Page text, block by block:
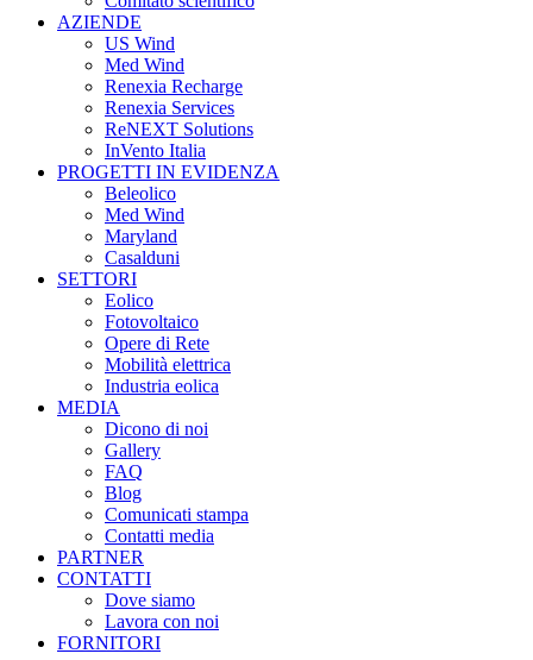
AZIENDE
US Wind
Med Wind
Renexia Recharge
Renexia Services
ReNEXT Solutions
InVento Italia
PROGETTI IN EVIDENZA
Beleolico
Med Wind
Maryland
Casalduni
SETTORI
Eolico
Fotovoltaico
Opere di Rete
Mobilità elettrica
Industria eolica
MEDIA
Dicono di noi
Gallery
FAQ
Blog
Comunicati stampa
Contatti media
PARTNER
CONTATTI
Dove siamo
Lavora con noi
FORNITORI